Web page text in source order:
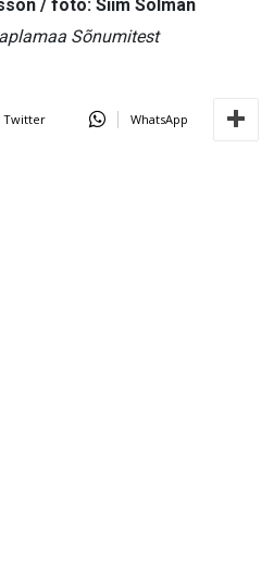
/ foto: Siim Solman
Sõnumitest
Twitter WhatsApp